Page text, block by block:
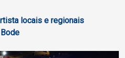
locais e regionais